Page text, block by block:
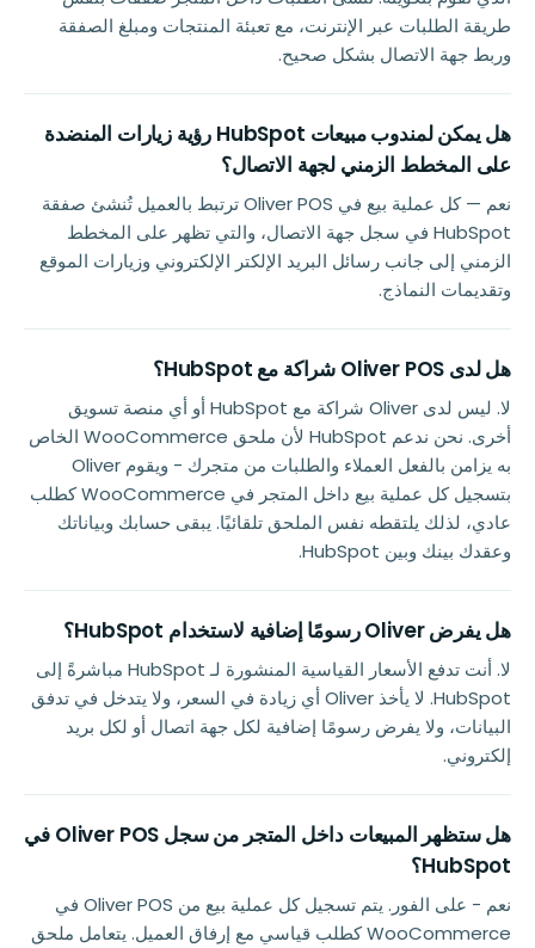
طريقة الطلبات عبر الإنترنت، مع تعبئة المنتجات ومبلغ الصفقة
وربط جهة الاتصال بشكل صحيح.
هل يمكن لمندوب مبيعات HubSpot رؤية زيارات المنضدة
على المخطط الزمني لجهة الاتصال؟
نعم — كل عملية بيع في Oliver POS ترتبط بالعميل تُنشئ صفقة
HubSpot في سجل جهة الاتصال، والتي تظهر على المخطط
الزمني إلى جانب رسائل البريد الإلكتر الإلكتروني وزيارات الموقع
وتقديمات النماذج.
هل لدى Oliver POS شراكة مع HubSpot؟
لا. ليس لدى Oliver شراكة مع HubSpot أو أي منصة تسويق
أخرى. نحن ندعم HubSpot لأن ملحق WooCommerce الخاص
به يزامن بالفعل العملاء والطلبات من متجرك - ويقوم Oliver
بتسجيل كل عملية بيع داخل المتجر في WooCommerce كطلب
عادي، لذلك يلتقطه نفس الملحق تلقائيًا. يبقى حسابك وبياناتك
وعقدك بينك وبين HubSpot.
هل يفرض Oliver رسومًا إضافية لاستخدام HubSpot؟
لا. أنت تدفع الأسعار القياسية المنشورة لـ HubSpot مباشرةً إلى
HubSpot. لا يأخذ Oliver أي زيادة في السعر، ولا يتدخل في تدفق
البيانات، ولا يفرض رسومًا إضافية لكل جهة اتصال أو لكل بريد
إلكتروني.
هل ستظهر المبيعات داخل المتجر من سجل Oliver POS في
HubSpot؟
نعم - على الفور. يتم تسجيل كل عملية بيع من Oliver POS في
WooCommerce كطلب قياسي مع إرفاق العميل. يتعامل ملحق